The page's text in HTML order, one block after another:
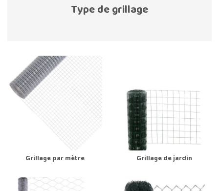
Type de grillage
Grillage par mètre Grillage de jardin